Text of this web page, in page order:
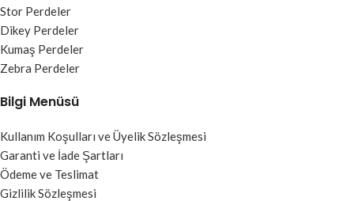
Stor Perdeler
Dikey Perdeler
Kumaş Perdeler
Zebra Perdeler
Bilgi Menüsü
Kullanım Koşulları ve Üyelik Sözleşmesi
Garanti ve İade Şartları
Ödeme ve Teslimat
Gizlilik Sözleşmesi